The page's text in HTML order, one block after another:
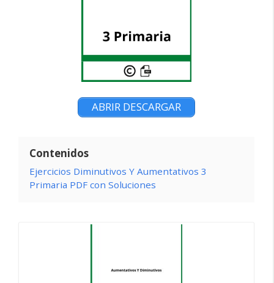
ABRIR DESCARGAR
Contenidos
Ejercicios Diminutivos Y Aumentativos 3
Primaria PDF con Soluciones